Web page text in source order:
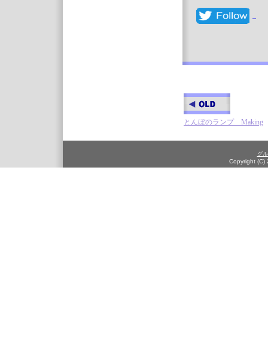
とんぼのランプ Making
グ
Copyright (C)